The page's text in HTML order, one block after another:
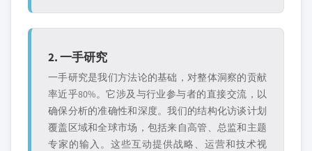
2. 一手研究
一手研究是我们方法论的基础，对整体洞察的贡献
率近乎80%。它涉及与行业参与者的直接交流，以
确保分析的准确性和深度。我们的结构化访谈计划
覆盖区域和全球市场，包括来自高管、总监和主题
专家的输入。这些互动提供战略、运营和技术视